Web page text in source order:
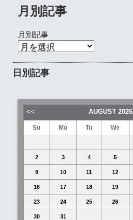
月別記事
月別記事
日別記事
AUGUST 2026
Su Mo Tu We
2 3 4 5
9 10 11 12
16 17 18 19
23 24 25 26
30 31